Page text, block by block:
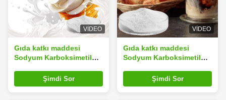
VIDEO
Gıda katkı maddesi
Sodyum Karboksimetil
DondurmadaŞimdi Sor
VIDEO
Gıda katkı maddesi
Sodyum Karboksimetil
ve kreplerdeŞimdi Sor